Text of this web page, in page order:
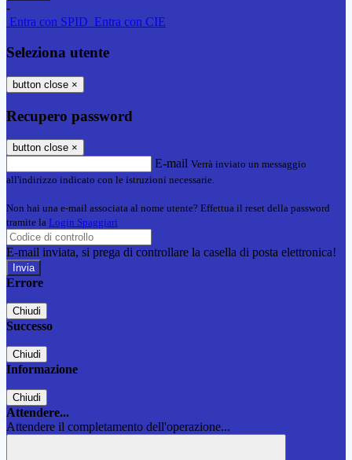
-
Entra con SPID Entra con CIE
Seleziona utente
button close ×
Recupero password
button close ×
E-mail Verrà inviato un messaggio
all'indirizzo indicato con le istruzioni necessarie.
Non hai una e-mail associata al nome utente? Effettua il reset della password
tramite la Login Spaggiari
E-mail inviata, si prega di controllare la casella di posta elettronica!
Errore
Chiudi
Successo
Chiudi
Informazione
Chiudi
Attendere...
Attendere il completamento dell'operazione...